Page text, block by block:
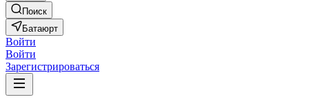
Поиск
Батаюрт
Войти
Войти
Зарегистрироваться